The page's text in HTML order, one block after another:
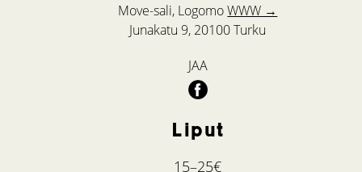
Move-sali, LogomoWWW →
Junakatu 9, 20100 Turku
JAA
Liput
15–25€